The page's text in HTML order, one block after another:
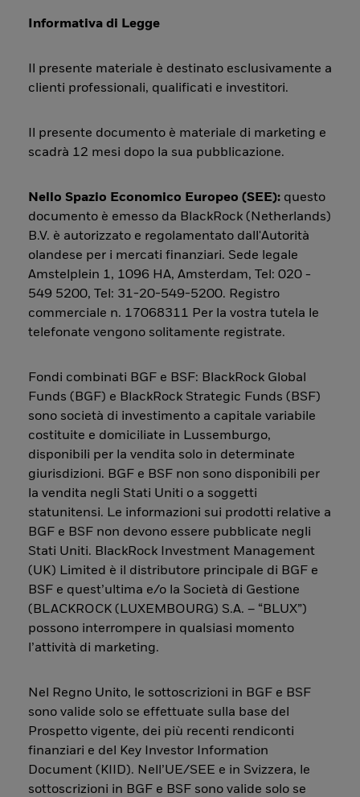
Informativa di Legge
Il presente materiale è destinato esclusivamente a
clienti professionali, qualificati e investitori.
Il presente documento è materiale di marketing e
scadrà 12 mesi dopo la sua pubblicazione.
Nello Spazio Economico Europeo (SEE): questo
documento è emesso da BlackRock (Netherlands)
B.V. è autorizzato e regolamentato dall'Autorità
olandese per i mercati finanziari. Sede legale
Amstelplein 1, 1096 HA, Amsterdam, Tel: 020 -
549 5200, Tel: 31-20-549-5200. Registro
commerciale n. 17068311 Per la vostra tutela le
telefonate vengono solitamente registrate.
Fondi combinati BGF e BSF: BlackRock Global
Funds (BGF) e BlackRock Strategic Funds (BSF)
sono società di investimento a capitale variabile
costituite e domiciliate in Lussemburgo,
disponibili per la vendita solo in determinate
giurisdizioni. BGF e BSF non sono disponibili per
la vendita negli Stati Uniti o a soggetti
statunitensi. Le informazioni sui prodotti relative a
BGF e BSF non devono essere pubblicate negli
Stati Uniti. BlackRock Investment Management
(UK) Limited è il distributore principale di BGF e
BSF e quest’ultima e/o la Società di Gestione
(BLACKROCK (LUXEMBOURG) S.A. – “BLUX”)
possono interrompere in qualsiasi momento
l’attività di marketing.
Nel Regno Unito, le sottoscrizioni in BGF e BSF
sono valide solo se effettuate sulla base del
Prospetto vigente, dei più recenti rendiconti
finanziari e del Key Investor Information
Document (KIID). Nell’UE/SEE e in Svizzera, le
sottoscrizioni in BGF e BSF sono valide solo se